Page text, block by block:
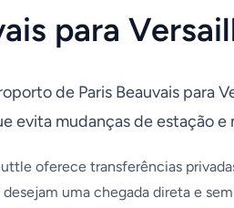
para
de Paris Beauvais para
evita mudanças de estação
oferece transferências
uma chegada direta e